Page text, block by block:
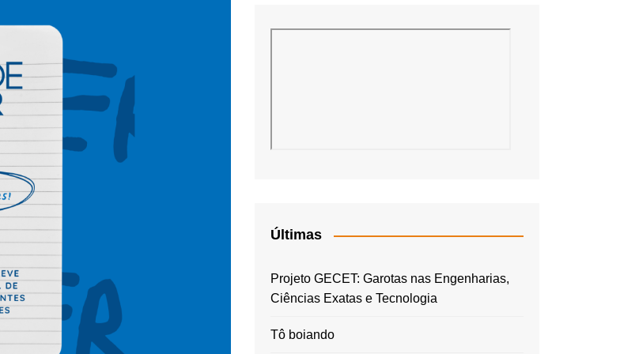
da
Últimas
Projeto GECET: Garotas nas Engenharias,
Ciências Exatas e Tecnologia
Tô boiando